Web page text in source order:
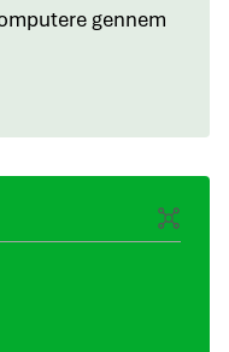
gennem